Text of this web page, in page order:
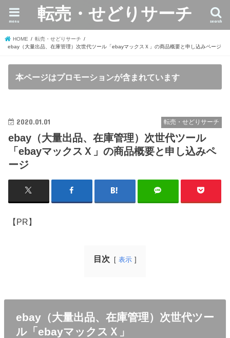
転売・せどりサーチ search
menu
HOME
転売・せどりサーチ
ebay（大量出品、在庫管理）次世代ツール「ebayマックスＸ」の商品概要と申し込みページ
本ページはプロモーションが含まれています
転売・せどりサーチ
2020.01.01
ebay（大量出品、在庫管理）次世代ツール
「ebayマックスＸ」の商品概要と申し込みペ
ージ
【PR】
目次 表示
ebay（大量出品、在庫管理）次世代ツー
ル「ebayマックスＸ」